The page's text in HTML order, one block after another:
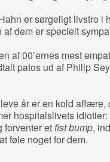
er sørgeligt livstro i
dem er specielt
af 00’ernes mest
patos ud af Philip
år er en kold affære,
hospitalslivets
forventer etfist bump,
føle noget for dem.